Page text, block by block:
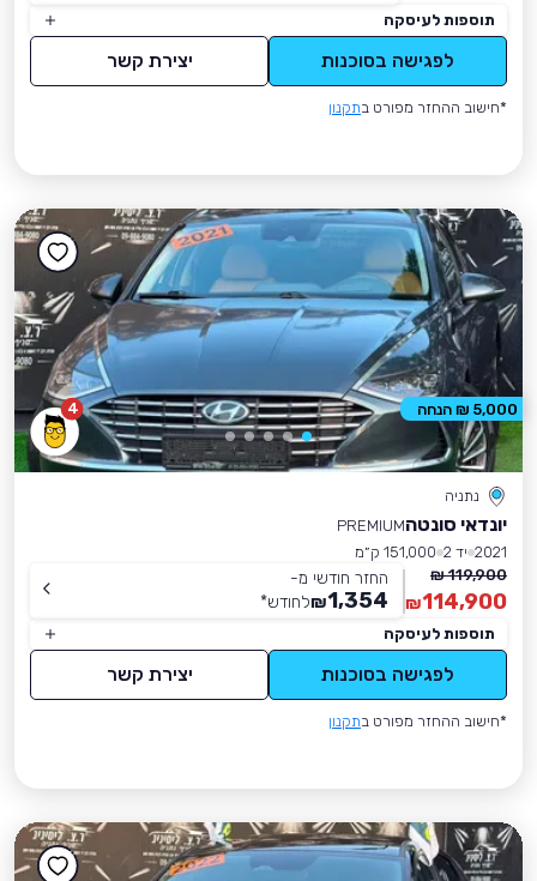
תוספות לעיסקה
לפגישה בסוכנות יצירת קשר
*חישוב ההחזר מפורט בתקנון
4
נתניה
יונדאי סונטהPREMIUM
2021 יד 2
151,000 ק״מ
119,900 ₪
114,900
₪
החזר חודשי מ-
1,354
₪לחודש*
תוספות לעיסקה
לפגישה בסוכנות יצירת קשר
*חישוב ההחזר מפורט בתקנון
5,000 ₪ הנחה